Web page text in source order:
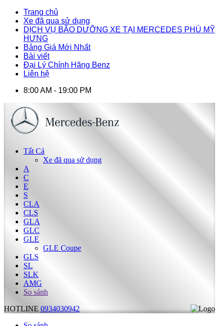
Trang chủ
Xe đã qua sử dụng
DỊCH VỤ BÃO DƯỠNG XE TẠI MERCEDES PHÚ MỸ
HƯNG
Bảng Giá Mới Nhất
Bài viết
Đại Lý Chính Hãng Benz
Liên hệ
8:00 AM - 19:00 PM
Tất Cả
Xe đã qua sử dụng
A
C
E
S
CLA
CLS
GLA
GLC
GLE
GLE Coupe
GLS
SL
SLK
AMG
So sánh
HOTLINE 0934030942